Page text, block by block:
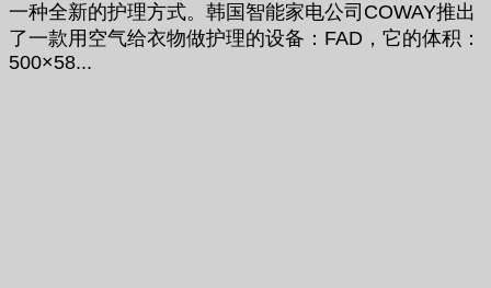
一种全新的护理方式。韩国智能家电公司COWAY推出
了一款用空气给衣物做护理的设备：FAD，它的体积：
500×58...